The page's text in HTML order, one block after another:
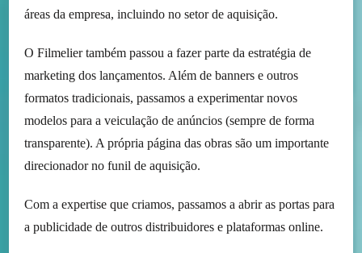
áreas da empresa, incluindo no setor de aquisição.
O Filmelier também passou a fazer parte da estratégia de
marketing dos lançamentos. Além de banners e outros
formatos tradicionais, passamos a experimentar novos
modelos para a veiculação de anúncios (sempre de forma
transparente). A própria página das obras são um importante
direcionador no funil de aquisição.
Com a expertise que criamos, passamos a abrir as portas para
a publicidade de outros distribuidores e plataformas online.